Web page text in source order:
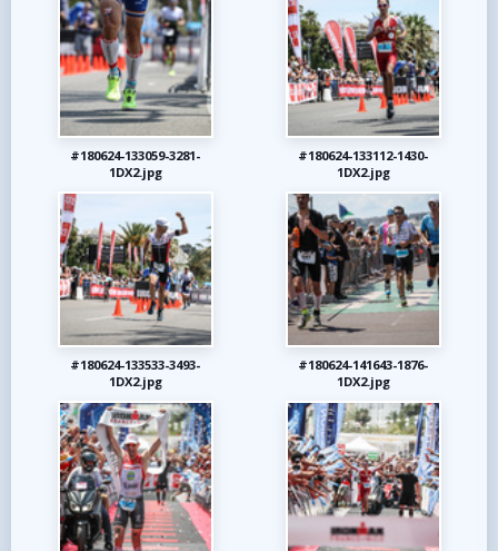
#180624-133059-3281-
1DX2.jpg
#180624-133112-1430-
1DX2.jpg
#180624-133533-3493-
1DX2.jpg
#180624-141643-1876-
1DX2.jpg